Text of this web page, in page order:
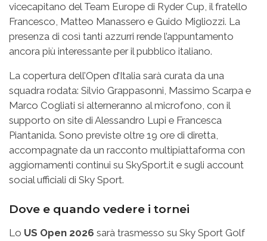
vicecapitano del Team Europe di Ryder Cup, il fratello
Francesco, Matteo Manassero e Guido Migliozzi. La
presenza di così tanti azzurri rende l’appuntamento
ancora più interessante per il pubblico italiano.
La copertura dell’Open d’Italia sarà curata da una
squadra rodata: Silvio Grappasonni, Massimo Scarpa e
Marco Cogliati si alterneranno al microfono, con il
supporto on site di Alessandro Lupi e Francesca
Piantanida. Sono previste oltre 19 ore di diretta,
accompagnate da un racconto multipiattaforma con
aggiornamenti continui su SkySport.it e sugli account
social ufficiali di Sky Sport.
Dove e quando vedere i tornei
Lo US Open 2026 sarà trasmesso su Sky Sport Golf